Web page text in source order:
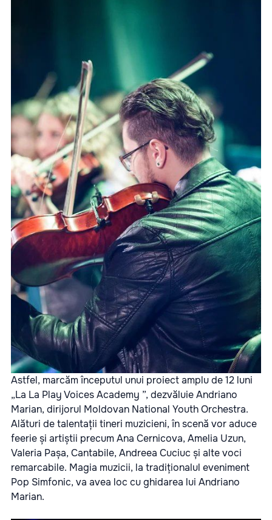
Astfel, marcăm începutul unui proiect amplu de 12 luni
„La La Play Voices Academy ”, dezvăluie Andriano
Marian, dirijorul Moldovan National Youth Orchestra.
Alături de talentații tineri muzicieni, în scenă vor aduce
feerie și artiștii precum Ana Cernicova, Amelia Uzun,
Valeria Pașa, Cantabile, Andreea Cuciuc și alte voci
remarcabile. Magia muzicii, la tradiționalul eveniment
Pop Simfonic, va avea loc cu ghidarea lui Andriano
Marian.